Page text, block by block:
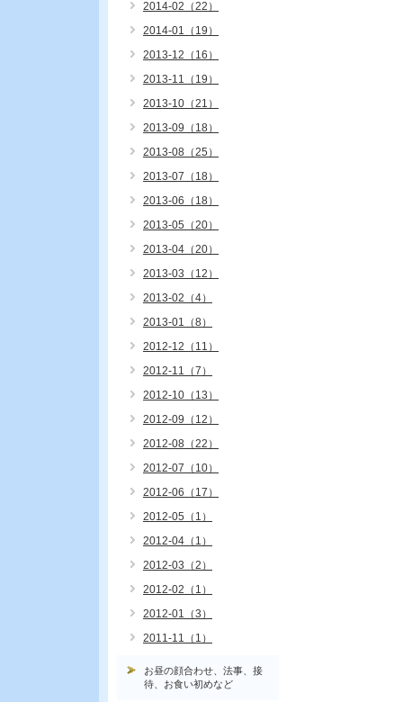
2014-02（22）
2014-01（19）
2013-12（16）
2013-11（19）
2013-10（21）
2013-09（18）
2013-08（25）
2013-07（18）
2013-06（18）
2013-05（20）
2013-04（20）
2013-03（12）
2013-02（4）
2013-01（8）
2012-12（11）
2012-11（7）
2012-10（13）
2012-09（12）
2012-08（22）
2012-07（10）
2012-06（17）
2012-05（1）
2012-04（1）
2012-03（2）
2012-02（1）
2012-01（3）
2011-11（1）
お昼の顔合わせ、法事、接
待、お食い初めなど